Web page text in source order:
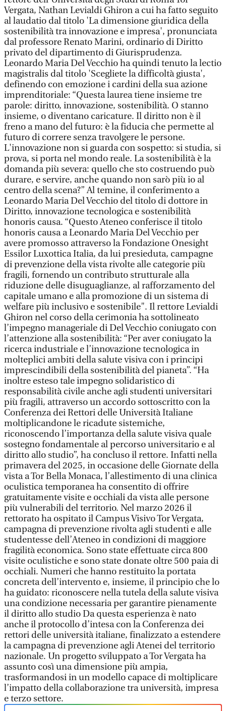
Vergata, Nathan Levialdi Ghiron a cui ha fatto seguito
al laudatio dal titolo 'La dimensione giuridica della
sostenibilità tra innovazione e impresa', pronunciata
dal professore Renato Marini, ordinario di Diritto
privato del dipartimento di Giurisprudenza.
Leonardo Maria Del Vecchio ha quindi tenuto la lectio
magistralis dal titolo 'Scegliete la difficoltà giusta',
definendo con emozione i cardini della sua azione
imprenditoriale: “Questa laurea tiene insieme tre
parole: diritto, innovazione, sostenibilità. O stanno
insieme, o diventano caricature. Il diritto non è il
freno a mano del futuro: è la fiducia che permette al
futuro di correre senza travolgere le persone.
L'innovazione non si guarda con sospetto: si studia, si
prova, si porta nel mondo reale. La sostenibilità è la
domanda più severa: quello che sto costruendo può
durare, e servire, anche quando non sarò più io al
centro della scena?” Al temine, il conferimento a
Leonardo Maria Del Vecchio del titolo di dottore in
Diritto, innovazione tecnologica e sostenibilità
honoris causa. “Questo Ateneo conferisce il titolo
honoris causa a Leonardo Maria Del Vecchio per
avere promosso attraverso la Fondazione Onesight
Essilor Luxottica Italia, da lui presieduta, campagne
di prevenzione della vista rivolte alle categorie più
fragili, fornendo un contributo strutturale alla
riduzione delle disuguaglianze, al rafforzamento del
capitale umano e alla promozione di un sistema di
welfare più inclusivo e sostenibile". Il rettore Levialdi
Ghiron nel corso della cerimonia ha sottolineato
l’impegno manageriale di Del Vecchio coniugato con
l’attenzione alla sostenibilità: “Per aver coniugato la
ricerca industriale e l’innovazione tecnologica in
molteplici ambiti della salute visiva con i principi
imprescindibili della sostenibilità del pianeta”. “Ha
inoltre esteso tale impegno solidaristico di
responsabilità civile anche agli studenti universitari
più fragili, attraverso un accordo sottoscritto con la
Conferenza dei Rettori delle Università Italiane
moltiplicandone le ricadute sistemiche,
riconoscendo l’importanza della salute visiva quale
sostegno fondamentale al percorso universitario e al
diritto allo studio”, ha concluso il rettore. Infatti nella
primavera del 2025, in occasione delle Giornate della
vista a Tor Bella Monaca, l’allestimento di una clinica
oculistica temporanea ha consentito di offrire
gratuitamente visite e occhiali da vista alle persone
più vulnerabili del territorio. Nel marzo 2026 il
rettorato ha ospitato il Campus Visivo Tor Vergata,
campagna di prevenzione rivolta agli studenti e alle
studentesse dell’Ateneo in condizioni di maggiore
fragilità economica. Sono state effettuate circa 800
visite oculistiche e sono state donate oltre 500 paia di
occhiali. Numeri che hanno restituito la portata
concreta dell’intervento e, insieme, il principio che lo
ha guidato: riconoscere nella tutela della salute visiva
una condizione necessaria per garantire pienamente
il diritto allo studio Da questa esperienza è nato
anche il protocollo d’intesa con la Conferenza dei
rettori delle università italiane, finalizzato a estendere
la campagna di prevenzione agli Atenei del territorio
nazionale. Un progetto sviluppato a Tor Vergata ha
assunto così una dimensione più ampia,
trasformandosi in un modello capace di moltiplicare
l’impatto della collaborazione tra università, impresa
e terzo settore.